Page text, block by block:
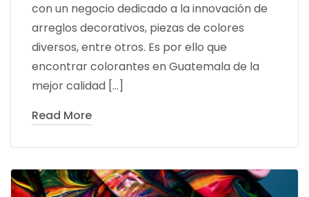
con un negocio dedicado a la innovación de
arreglos decorativos, piezas de colores
diversos, entre otros. Es por ello que
encontrar colorantes en Guatemala de la
mejor calidad […]
Read More